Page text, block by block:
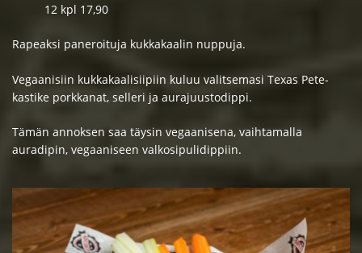
12 kpl 17,90
Rapeaksi paneroituja kukkakaalin nuppuja.
Vegaanisiin kukkakaalisiipiin kuluu valitsemasi Texas Pete-
kastike porkkanat, selleri ja aurajuustodippi.
Tämän annoksen saa täysin vegaanisena, vaihtamalla
auradipin, vegaaniseen valkosipulidippiin.